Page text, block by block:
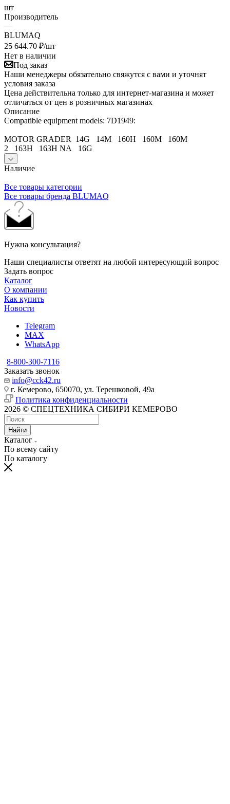
шт
Производитель
—
BLUMAQ
25 644.70 ₽/шт
Нет в наличии
Под заказ
Наши менеджеры обязательно свяжутся с вами и уточнят
условия заказа
Цена действительна только для интернет-магазина и может
отличаться от цен в розничных магазинах
Описание
Compatible equipment models: 7D1949:
MOTOR GRADER 14G 14M 160H 160M 160M
2 163H 163H NA 16G
Наличие
Все товары категории
Все товары бренда BLUMAQ
Нужна консультация?
Наши специалисты ответят на любой интересующий вопрос
Задать вопрос
Каталог
О компании
Как купить
Новости
Telegram
MAX
WhatsApp
8-800-300-7116
Заказать звонок
info@cck42.ru
г. Кемерово, 650070, ул. Терешковой, 49а
Политика конфиденциальности
2026 © СПЕЦТЕХНИКА СИБИРИ КЕМЕРОВО
Найти
Каталог
По всему сайту
По каталогу